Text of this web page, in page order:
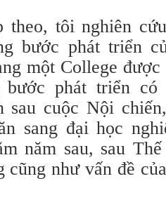
theo, tôi nghiên
bước phát triển
một College
bước phát triển
sau cuộc Nội
sang đại học
năm sau, sau
cũng như vấn đề